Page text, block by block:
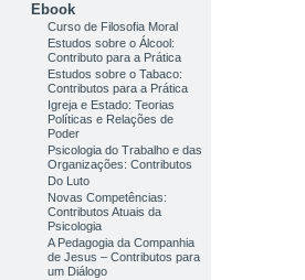
Ebook
Curso de Filosofia Moral
Estudos sobre o Álcool:
Contributo para a Prática
Estudos sobre o Tabaco:
Contributos para a Prática
Igreja e Estado: Teorias
Políticas e Relações de
Poder
Psicologia do Trabalho e das
Organizações: Contributos
Do Luto
Novas Competências:
Contributos Atuais da
Psicologia
A Pedagogia da Companhia
de Jesus – Contributos para
um Diálogo